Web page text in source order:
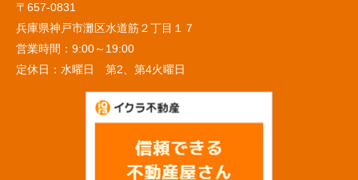
〒657-0831
兵庫県神戸市灘区水道筋２丁目１７
営業時間： 9:00～19:00
定休日： 水曜日 第2、第4火曜日